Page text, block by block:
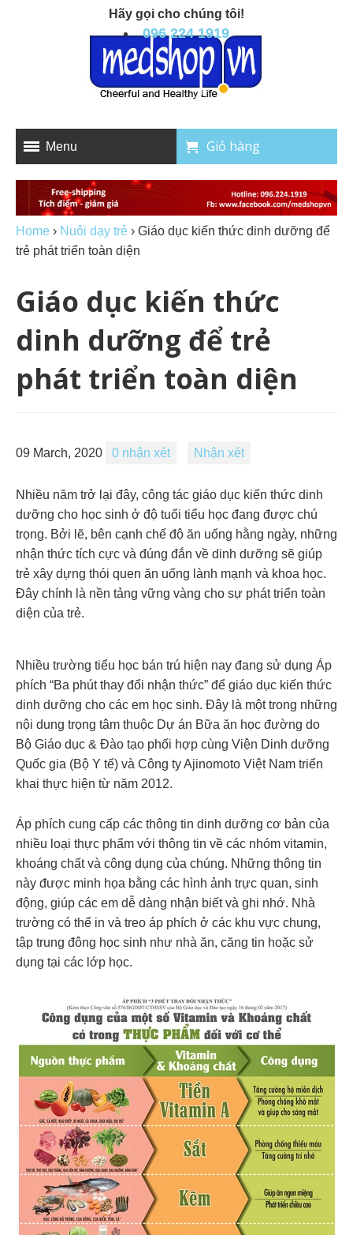
Menu Giỏ hàng
Hãy gọi cho chúng tôi!
096 224 1919
Home › Nuôi dạy trẻ › Giáo dục kiến thức dinh dưỡng để
trẻ phát triển toàn diện
Giáo dục kiến thức
dinh dưỡng để trẻ
phát triển toàn diện
09 March, 2020 0 nhận xét Nhận xét
Nhiều năm trở lại đây, công tác giáo dục kiến thức dinh
dưỡng cho học sinh ở độ tuổi tiểu học đang được chú
trọng. Bởi lẽ, bên cạnh chế độ ăn uống hằng ngày, những
nhận thức tích cực và đúng đắn về dinh dưỡng sẽ giúp
trẻ xây dựng thói quen ăn uống lành mạnh và khoa học.
Đây chính là nền tảng vững vàng cho sự phát triển toàn
diện của trẻ.
Nhiều trường tiểu học bán trú hiện nay đang sử dụng Áp
phích “Ba phút thay đổi nhận thức” để giáo dục kiến thức
dinh dưỡng cho các em học sinh. Đây là một trong những
nội dung trọng tâm thuộc Dự án Bữa ăn học đường do
Bộ Giáo dục & Đào tạo phối hợp cùng Viện Dinh dưỡng
Quốc gia (Bộ Y tế) và Công ty Ajinomoto Việt Nam triển
khai thực hiện từ năm 2012.
Áp phích cung cấp các thông tin dinh dưỡng cơ bản của
nhiều loại thực phẩm với thông tin về các nhóm vitamin,
khoáng chất và công dụng của chúng. Những thông tin
này được minh họa bằng các hình ảnh trực quan, sinh
động, giúp các em dễ dàng nhận biết và ghi nhớ. Nhà
trường có thể in và treo áp phích ở các khu vực chung,
tập trung đông học sinh như nhà ăn, căng tin hoặc sử
dụng tại các lớp học.